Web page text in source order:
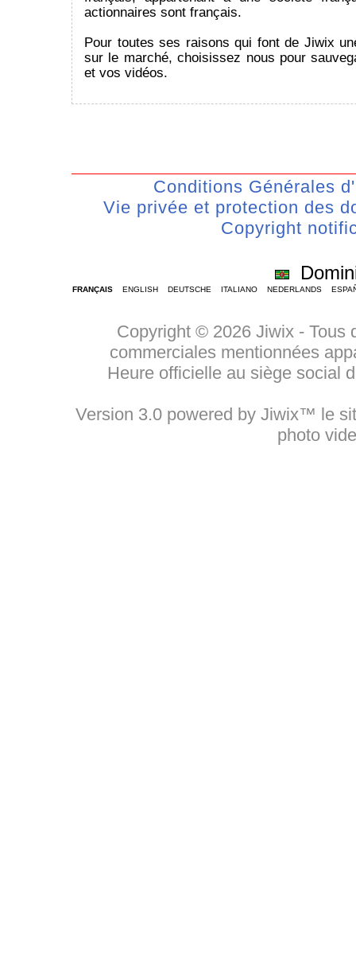
actionnaires sont français.
Pour toutes ses raisons qui font de Jiwix
sur le marché, choisissez nous pour
et vos vidéos.
Conditions Générales
Vie privée et protection des
Copyright
FRANÇAIS ENGLISH DEUTSCHE ITALIANO NEDERLANDS
Copyright © 2026 Jiwix - Tous
commerciales mentionnées
Heure officielle au siège social
Version 3.0 powered by Jiwix™ le
photo